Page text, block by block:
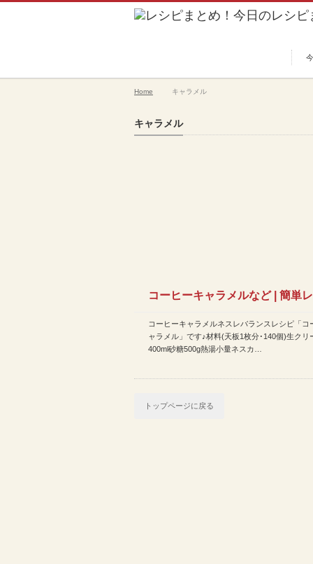
Home キャラメル
キャラメル
コーヒーキャラメルなど | 簡単
まとめ
コーヒーキャラメルネスレバランスレシピ「コ
ャラメル」です♪材料(天板1枚分･140個)生クリ
400ml砂糖500g熱湯小量ネスカ…
トップページに戻る